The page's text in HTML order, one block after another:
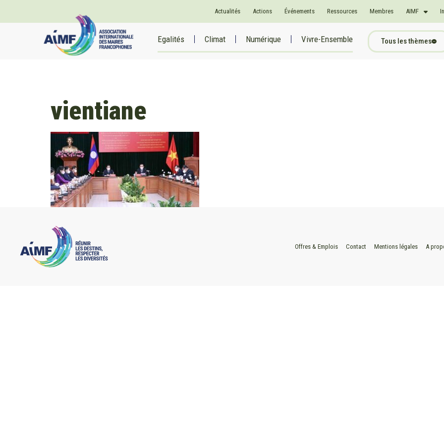
Actualités Actions Événements Ressources Membres AIMF
Egalités Climat Numérique Vivre-Ensemble Tous les thèmes
vientiane
Offres & Emplois Contact Mentions légales A